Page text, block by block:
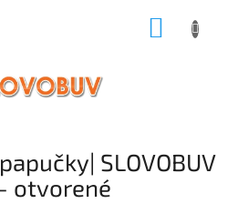
SLOVOBUV
otvorené